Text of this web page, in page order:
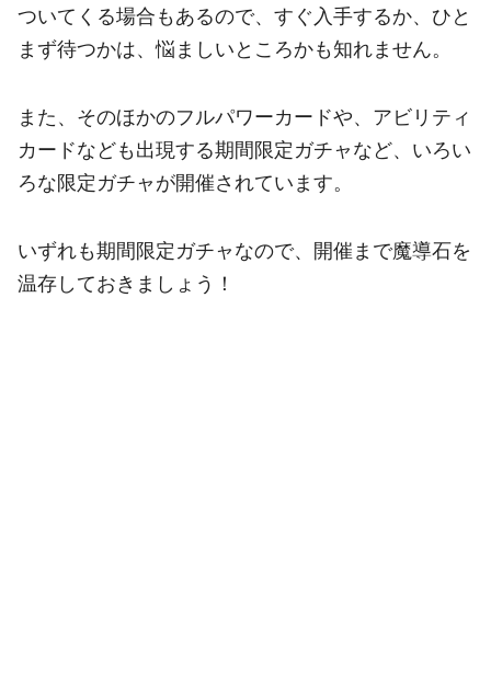
ついてくる場合もあるので、すぐ入手するか、ひと
まず待つかは、悩ましいところかも知れません。
また、そのほかのフルパワーカードや、アビリティ
カードなども出現する期間限定ガチャなど、いろい
ろな限定ガチャが開催されています。
いずれも期間限定ガチャなので、開催まで魔導石を
温存しておきましょう！